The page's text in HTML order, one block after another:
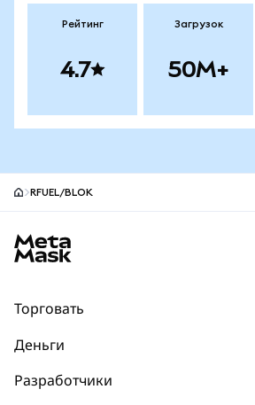
Рейтинг
4.7
Загрузок
50M+
RFUEL/BLOK
Торговать
Прогнозы
Деньги
Разработчики